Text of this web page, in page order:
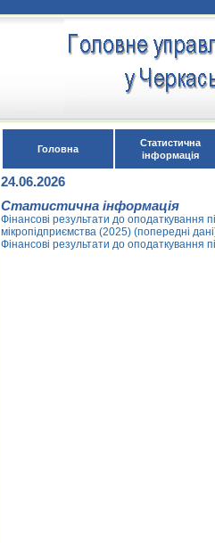
Головна
Статистична
інформація
24.06.2026
Статистична інформація
Фінансові результати до оподаткування
мікропідприємства (2025) (попередні
Фінансові результати до оподаткування